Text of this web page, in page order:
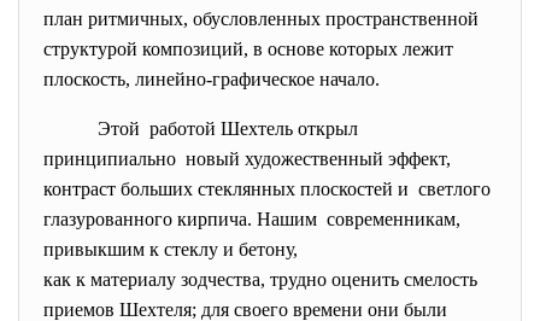
план ритмичных, обусловленных пространственной
структурой композиций, в основе которых лежит
плоскость, линейно-графическое начало.
Этой работой Шехтель открыл
принципиально новый художественный эффект,
контраст больших стеклянных плоскостей и светлого
глазурованного кирпича. Нашим современникам,
привыкшим к стеклу и бетону,
как к материалу зодчества, трудно оценить смелость
приемов Шехтеля; для своего времени они были